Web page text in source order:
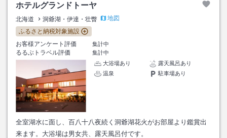
ホテルグランドトーヤ
北海道 洞爺湖・伊達・壮瞥
地図
ふるさと納税対象施設
お客様アンケート評価
集計中
るるぶトラベル評価
集計中
大浴場あり
露天風呂あり
温泉
駐車場あり
全室湖水に面し、百八十八夜続く洞爺湖花火がお部屋より鑑賞出
来ます。大浴場は男女共、露天風呂付です。